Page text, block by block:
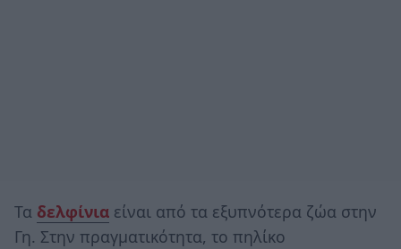
Τα δελφίνια είναι από τα εξυπνότερα ζώα στην
Γη. Στην πραγματικότητα, το πηλίκο